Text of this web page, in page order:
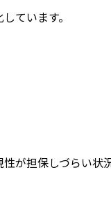
ています。
が担保しづらい状